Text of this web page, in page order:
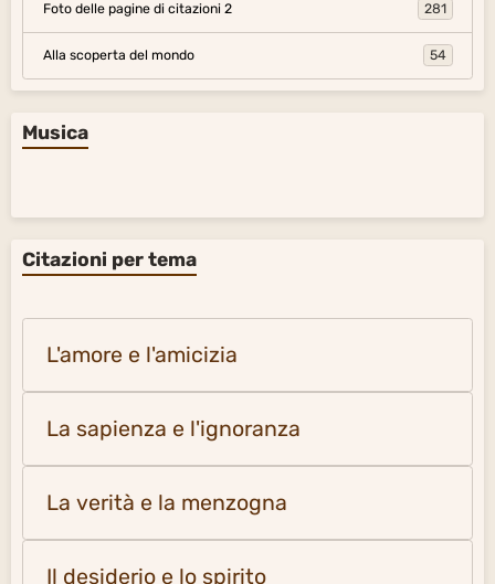
Foto delle pagine di citazioni 2 281
Alla scoperta del mondo 54
Musica
Citazioni per tema
L'amore e l'amicizia
La sapienza e l'ignoranza
La verità e la menzogna
Il desiderio e lo spirito